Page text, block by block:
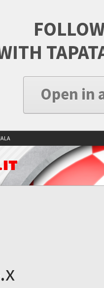
Open in